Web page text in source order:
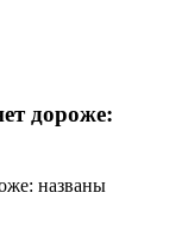
дороже: